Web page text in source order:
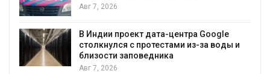
Авг 7, 2026
В Индии проект дата-центра Google
столкнулся с протестами из-за воды и
близости заповедника
Авг 7, 2026